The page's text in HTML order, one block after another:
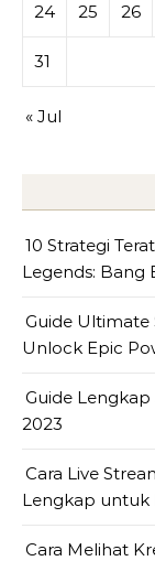
24 25 26
31
« Jul
10 Strategi
Legends: Bang
Guide Ultimate
Unlock Epic
Guide
2023
Cara Live
Lengkap untuk
Cara Melihat